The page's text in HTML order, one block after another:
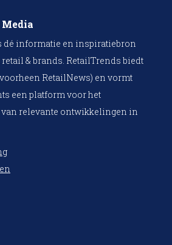
dé informatie en inspiratiebron
& brands. RetailTrends biedt
RetailNews) en vormt
een platform voor het
relevante ontwikkelingen in